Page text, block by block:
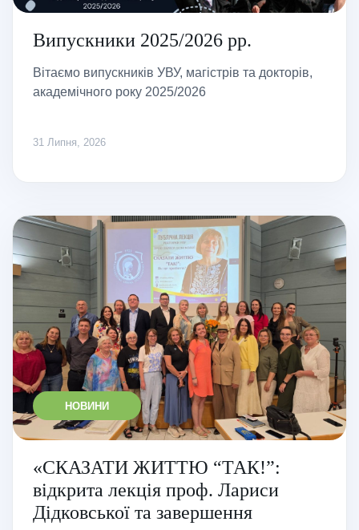
Випускники 2025/2026 рр.
Вітаємо випускників УВУ, магістрів та докторів,
академічного року 2025/2026
31 Липня, 2026
НОВИНИ
«СКАЗАТИ ЖИТТЮ “ТАК!”:
відкрита лекція проф. Лариси
Дідковської та завершення